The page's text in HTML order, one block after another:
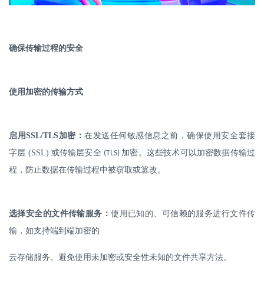
确保传输过程的安全
使用加密的传输方式
启用SSL/TLS加密：在发送任何敏感信息之前，确保使用安全套接
字层 (SSL) 或传输层安全 (TLS)加密。这些技术可以加密数据传输过
程，防止数据在传输过程中被窃取或篡改。
选择安全的文件传输服务：使用已知的、可信赖的服务进行文件传
输，如支持端到端加密的
云存储服务。避免使用未加密或安全性未知的文件共享方法。